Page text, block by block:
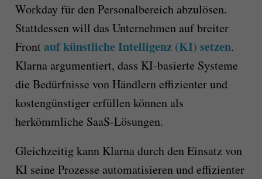
Workday für den Personalbereich abzulösen.
Stattdessen will das Unternehmen auf breiter
Front auf künstliche Intelligenz (KI) setzen.
Klarna argumentiert, dass KI-basierte Systeme
die Bedürfnisse von Händlern effizienter und
kostengünstiger erfüllen können als
herkömmliche SaaS-Lösungen.
Gleichzeitig kann Klarna durch den Einsatz von
KI seine Prozesse automatisieren und effizienter